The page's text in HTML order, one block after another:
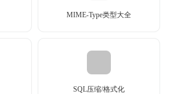
MIME-Type类型大全
SQL压缩/格式化